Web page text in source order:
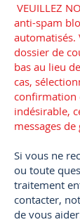
VEUILLEZ
anti-spam
automatisés.
dossier de
bas au lieu
cas,
confirmation
indésirable,
messages
Si vous ne
ou toute
traitement
contacter,
de vous